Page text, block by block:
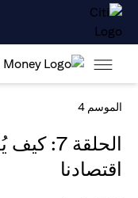
الموسم 4
الحلقة
اقتصادنا